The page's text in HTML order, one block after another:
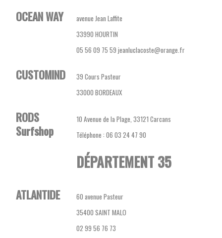
OCEAN WAY
avenue Jean Laffite
33990 HOURTIN
05 56 09 75 59 jeanluclacoste@orange.fr
CUSTOMIND
39 Cours Pasteur
33000 BORDEAUX
RODS
Surfshop
10 Avenue de la Plage, 33121 Carcans
Téléphone : 06 03 24 47 90
DÉPARTEMENT 35
ATLANTIDE
60 avenue Pasteur
35400 SAINT MALO
02 99 56 76 73